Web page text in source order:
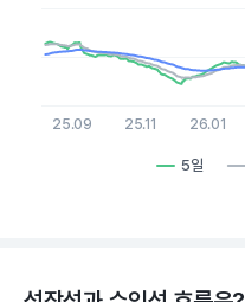
5일
25.09 25.11 26.01